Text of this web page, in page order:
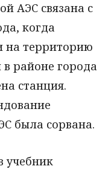
АЭС связана с
когда
на территорию
районе города
станция.
была сорвана.
учебник